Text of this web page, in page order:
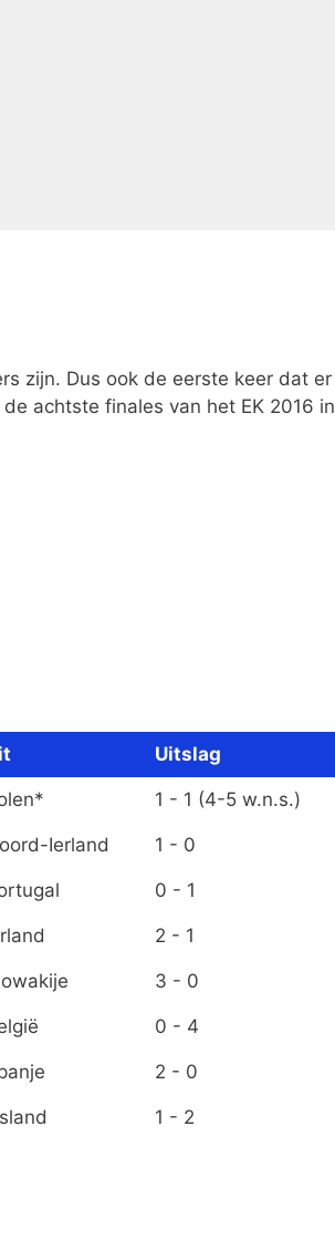
zijn. Dus ook de eerste keer dat er
achtste finales van het EK 2016 in
Uitslag
1 - 1 (4-5 w.n.s.)
Ierland 1 - 0
0 - 1
2 - 1
3 - 0
0 - 4
2 - 0
1 - 2